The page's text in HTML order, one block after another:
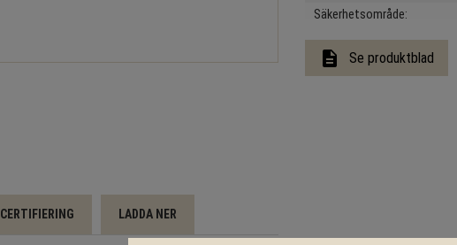
Säkerhetsområde
description Se produktblad
CERTIFIERING LADDA NER